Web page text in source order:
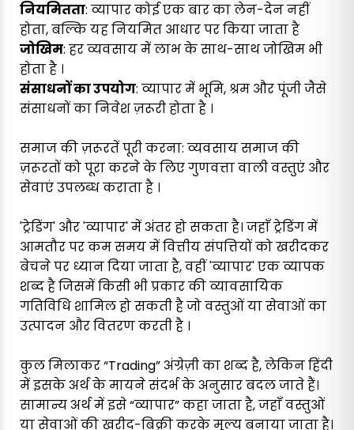
नियमितता: व्यापार कोई एक बार का लेन-देन नहीं
होता, बल्कि यह नियमित आधार पर किया जाता है
जोखिम: हर व्यवसाय में लाभ के साथ-साथ जोखिम भी
होता है ।
संसाधनों का उपयोग: व्यापार में भूमि, श्रम और पूंजी जैसे
संसाधनों का निवेश ज़रूरी होता है ।
समाज की ज़रूरतें पूरी करना: व्यवसाय समाज की
ज़रूरतों को पूरा करने के लिए गुणवत्ता वाली वस्तुएं और
सेवाएं उपलब्ध कराता है ।
'ट्रेडिंग' और 'व्यापार' में अंतर हो सकता है। जहाँ ट्रेडिंग में
आमतौर पर कम समय में वित्तीय संपत्तियों को खरीदकर
बेचने पर ध्यान दिया जाता है, वहीं 'व्यापार' एक व्यापक
शब्द है जिसमें किसी भी प्रकार की व्यावसायिक
गतिविधि शामिल हो सकती है जो वस्तुओं या सेवाओं का
उत्पादन और वितरण करती है ।
कुल मिलाकर “Trading” अंग्रेज़ी का शब्द है, लेकिन हिंदी
में इसके अर्थ के मायने संदर्भ के अनुसार बदल जाते हैं।
सामान्य अर्थ में इसे “व्यापार” कहा जाता है, जहाँ वस्तुओं
या सेवाओं की खरीद-बिक्री करके मूल्य बनाया जाता है।